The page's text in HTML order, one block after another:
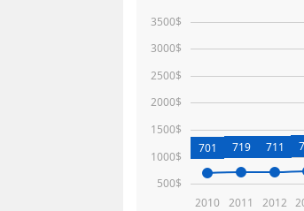
2010 2011 2012
500$
1000$
1500$
2000$
2500$
3000$
3500$
701 719 711